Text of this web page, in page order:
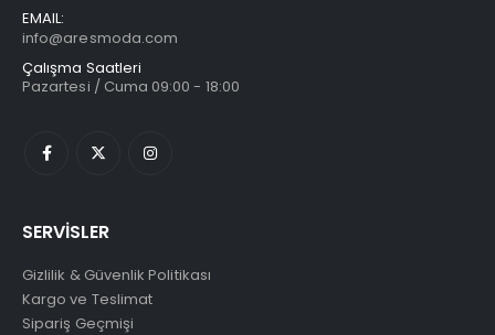
EMAIL:
info@aresmoda.com
Çalışma Saatleri
Pazartesi / Cuma 09:00 - 18:00
SERVİSLER
Gizlilik & Güvenlik Politikası
Kargo ve Teslimat
Sipariş Geçmişi